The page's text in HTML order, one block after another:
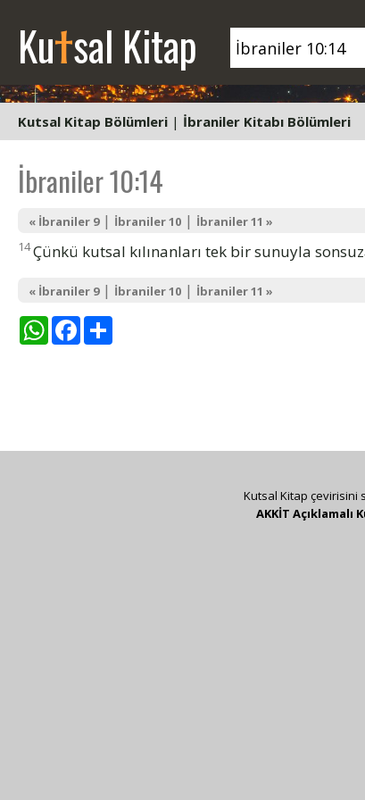
Kutsal Kitap
Kutsal Kitap Bölümleri | İbraniler Kitabı Bölümleri
İbraniler 10:14
« İbraniler 9| İbraniler 10 | İbraniler 11 »
14Çünkü kutsal kılınanları tek bir sunuyla
« İbraniler 9| İbraniler 10 | İbraniler 11 »
WhatsAppFacebook
Kutsal Kitap çevirisini
AKKİT Açıklamalı